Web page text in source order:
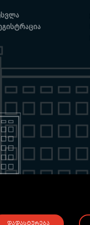
ᲓᲐᲓᲐᲡᲢᲣᲠᲔᲑᲐ